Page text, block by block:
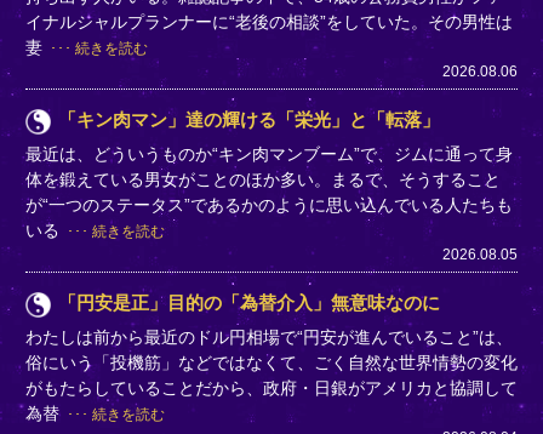
イナルシャルプランナーに“老後の相談”をしていた。その男性は
妻
続きを読む
2026.08.06
「キン肉マン」達の輝ける「栄光」と「転落」
最近は、どういうものか“キン肉マンブーム”で、ジムに通って身
体を鍛えている男女がことのほか多い。まるで、そうすること
が“一つのステータス”であるかのように思い込んでいる人たちも
いる
続きを読む
2026.08.05
「円安是正」目的の「為替介入」無意味なのに
わたしは前から最近のドル円相場で“円安が進んでいること”は、
俗にいう「投機筋」などではなくて、ごく自然な世界情勢の変化
がもたらしていることだから、政府・日銀がアメリカと協調して
為替
続きを読む